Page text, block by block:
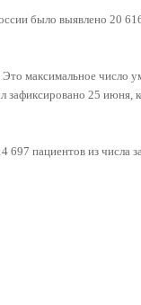
было выявлено 20
максимальное число
25 июня,
697 пациентов из числа